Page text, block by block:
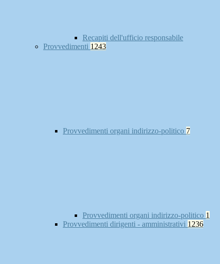
Recapiti dell'ufficio responsabile
Provvedimenti 1243
Provvedimenti organi indirizzo-politico 7
Provvedimenti organi indirizzo-politico 1
Provvedimenti dirigenti - amministrativi 1236